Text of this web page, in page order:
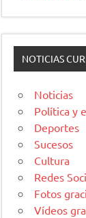
NOTICIAS
Noticias
Política y
Deportes
Sucesos
Cultura
Redes
Fotos
Vídeos